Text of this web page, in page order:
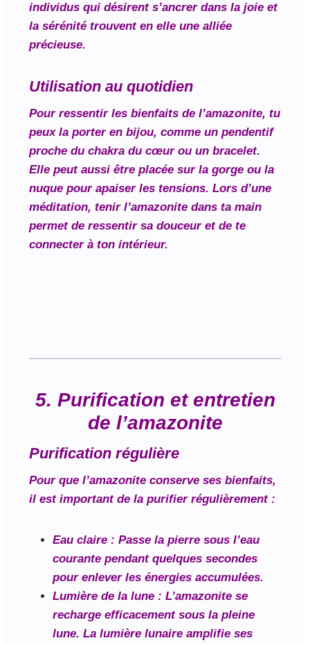
individus qui désirent s’ancrer dans la joie et
la sérénité trouvent en elle une alliée
précieuse.
Utilisation au quotidien
Pour ressentir les bienfaits de l’amazonite, tu
peux la porter en bijou, comme un pendentif
proche du chakra du cœur ou un bracelet.
Elle peut aussi être placée sur la gorge ou la
nuque pour apaiser les tensions. Lors d’une
méditation, tenir l’amazonite dans ta main
permet de ressentir sa douceur et de te
connecter à ton intérieur.
5. Purification et entretien
de l’amazonite
Purification régulière
Pour que l’amazonite conserve ses bienfaits,
il est important de la purifier régulièrement :
Eau claire : Passe la pierre sous l’eau
courante pendant quelques secondes
pour enlever les énergies accumulées.
Lumière de la lune : L’amazonite se
recharge efficacement sous la pleine
lune. La lumière lunaire amplifie ses